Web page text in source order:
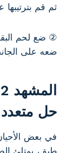
ثم قم
② ضع لحم
ضعه على
حل
في بعض
طبق، يمتلئ